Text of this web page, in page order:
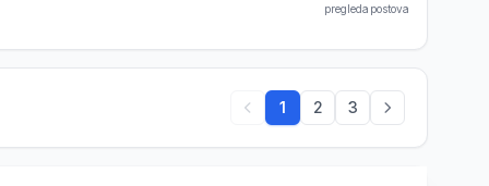
pregleda postova
1 2 3